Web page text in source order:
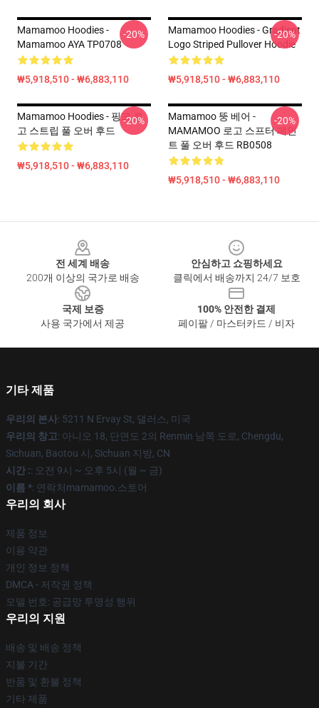
Mamamoo Hoodies -
Mamamoo AYA TP0708
₩5,918,510 - ₩6,883,110
-20%
Mamamoo Hoodies - Gradient
Logo Striped Pullover Hoodie
₩5,918,510 - ₩6,883,110
-20%
Mamamoo Hoodies - 핑크 로
고 스트립 풀 오버 후드
₩5,918,510 - ₩6,883,110
-20%
Mamamoo 뚱 베어 -
MAMAMOO 로고 스프터 페인
트 풀 오버 후드 RB0508
₩5,918,510 - ₩6,883,110
-20%
전 세계 배송
200개 이상의 국가로 배송
안심하고 쇼핑하세요
클릭에서 배송까지 24/7 보호
국제 보증
사용 국가에서 제공
100% 안전한 결제
페이팔 / 마스터카드 / 비자
기타 제품
우리의 본사: 5211 N Ervay St, 댈러스, 미국
우리의 창고: 아니오 18, 단면도 2의 Renmin 남쪽 도로, Chengdu,
Sichuan, Baotou 시, Sichuan 지방, CN
시간 :: 오전 9시 ~ 오후 5시 (월 ~ 금)
이름 *: 연락처mamamoo.스토어
우리의 회사
제품 정보
이용 약관
개인 정보 정책
DMCA - 저작권 정책
모델 번호: 공급망 투명성 행위
우리의 지원
배송 및 배송 정책
지불 기간
반품 및 환불 정책
기타 제품